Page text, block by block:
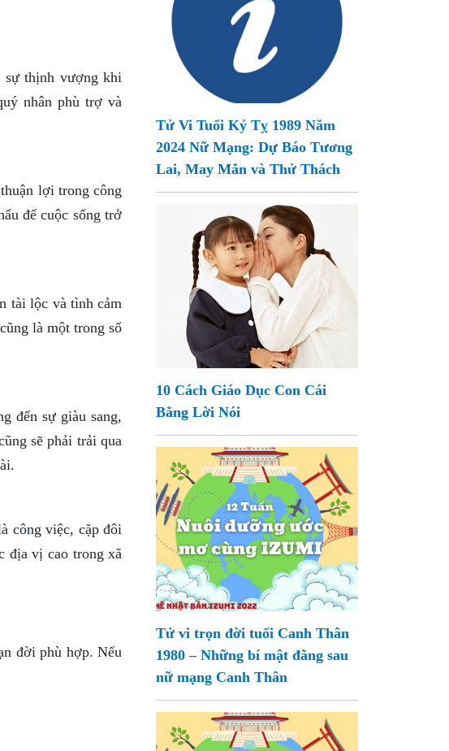
sự thịnh vượng khi
nhân phù trợ và
lợi trong công
để cuộc sống trở
tài lộc và tình cảm
là một trong số
đến sự giàu sang,
sẽ phải trải qua
công việc, cặp đôi
địa vị cao trong xã
đời phù hợp. Nếu
Tử Vi Tuổi Kỷ Tỵ 1989 Năm
2024 Nữ Mạng: Dự Báo Tương
Lai, May Mắn và Thử Thách
10 Cách Giáo Dục Con Cái
Bằng Lời Nói
Tử vi trọn đời tuổi Canh Thân
1980 – Những bí mật đằng sau
nữ mạng Canh Thân